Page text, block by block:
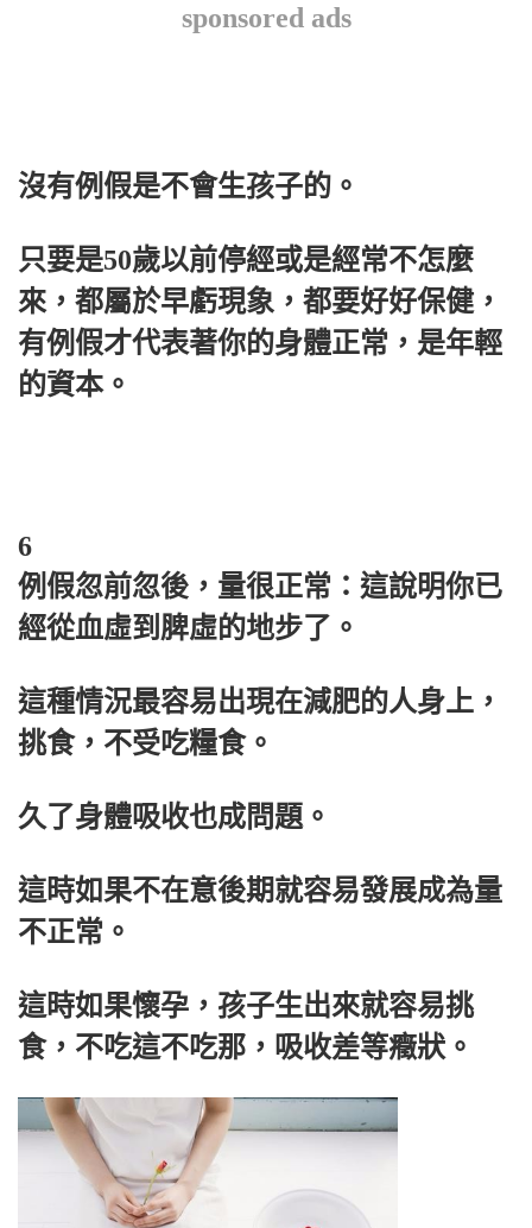
sponsored ads
沒有例假是不會生孩子的。
只要是50歲以前停經或是經常不怎麼
來，都屬於早虧現象，都要好好保健，
有例假才代表著你的身體正常，是年輕
的資本。
6
例假忽前忽後，量很正常：這說明你已
經從血虛到脾虛的地步了。
這種情況最容易出現在減肥的人身上，
挑食，不受吃糧食。
久了身體吸收也成問題。
這時如果不在意後期就容易發展成為量
不正常。
這時如果懷孕，孩子生出來就容易挑
食，不吃這不吃那，吸收差等癥狀。